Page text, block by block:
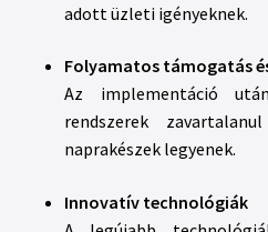
adott üzleti igényeknek.
Folyamatos támogatás
Az implementáció
rendszerek
naprakészek legyenek.
Innovatív technológiák